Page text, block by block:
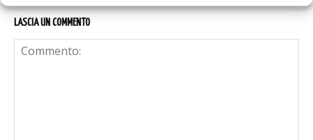
LASCIA UN COMMENTO